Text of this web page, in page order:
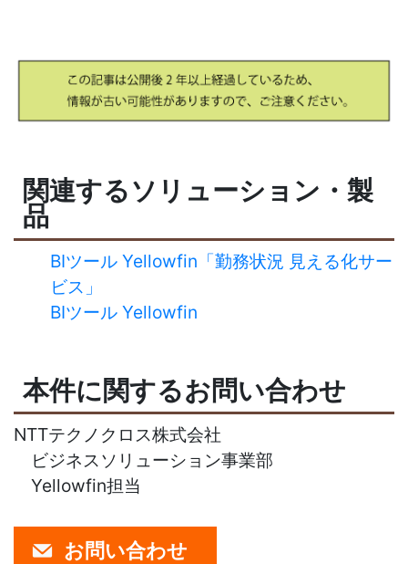
関連するソリューション・製
品
BIツール Yellowfin「勤務状況 見える化サー
ビス」
BIツール Yellowfin
本件に関するお問い合わせ
NTTテクノクロス株式会社
ビジネスソリューション事業部
Yellowfin担当
お問い合わせ